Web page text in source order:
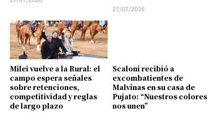
27/07/2026
Milei vuelve a la Rural: el
campo espera señales
sobre retenciones,
competitividad y reglas
de largo plazo
Scaloni recibió a
excombatientes de
Malvinas en su casa de
Pujato: “Nuestros colores
nos unen”